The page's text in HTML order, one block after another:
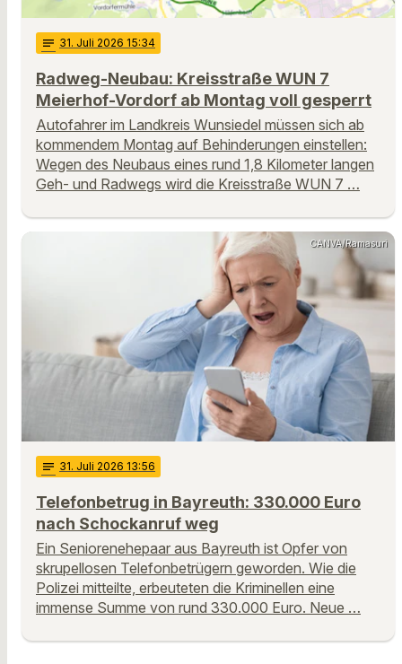
notes 31. Juli 2026 15:34
Radweg-Neubau: Kreisstraße WUN 7
Meierhof-Vordorf ab Montag voll gesperrt
Autofahrer im Landkreis Wunsiedel müssen sich ab
kommendem Montag auf Behinderungen einstellen:
Wegen des Neubaus eines rund 1,8 Kilometer langen
Geh- und Radwegs wird die Kreisstraße WUN 7 …
CANVA/Ramasuri
notes 31. Juli 2026 13:56
Telefonbetrug in Bayreuth: 330.000 Euro
nach Schockanruf weg
Ein Seniorenehepaar aus Bayreuth ist Opfer von
skrupellosen Telefonbetrügern geworden. Wie die
Polizei mitteilte, erbeuteten die Kriminellen eine
immense Summe von rund 330.000 Euro. Neue …